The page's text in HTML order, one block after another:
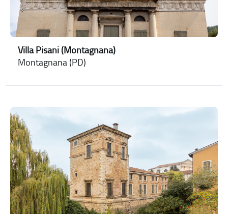
Villa Pisani (Montagnana)
Montagnana (PD)